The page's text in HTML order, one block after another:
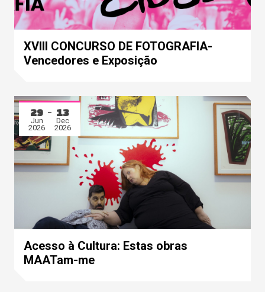
XVIII CONCURSO DE FOTOGRAFIA-
Vencedores e Exposição
29
Jun
2026
13
Dec
2026
Acesso à Cultura: Estas obras
MAATam-me